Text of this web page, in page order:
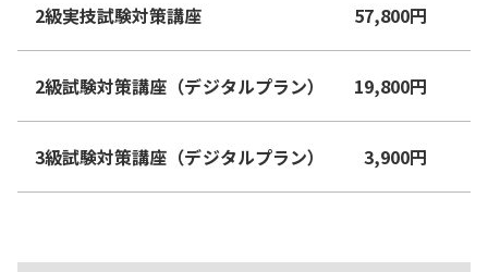
2級実技試験対策講座 57,800円
2級試験対策講座（デジタルプラン） 19,800円
3級試験対策講座（デジタルプラン） 3,900円